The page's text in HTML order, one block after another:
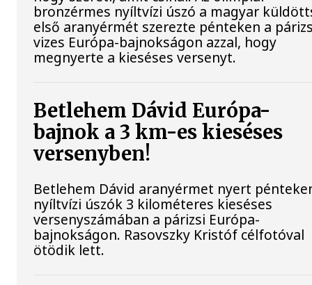
bronzérmes nyíltvízi úszó a magyar
első aranyérmét szerezte pénteken a
vizes Európa-bajnokságon azzal, hogy
megnyerte a kieséses versenyt.
Betlehem Dávid Európa-
bajnok a 3 km-es kieséses
versenyben!
Betlehem Dávid aranyérmet nyert
nyíltvízi úszók 3 kilométeres kieséses
versenyszámában a párizsi Európa-
bajnokságon. Rasovszky Kristóf célfotóval
ötödik lett.